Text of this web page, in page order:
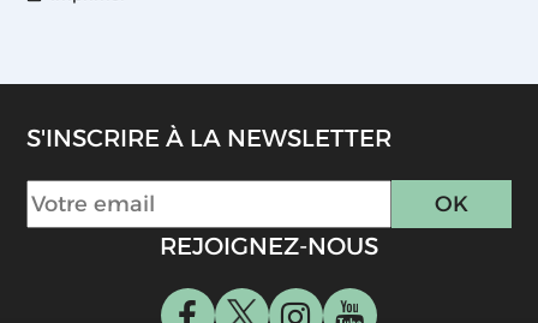
S'INSCRIRE À LA NEWSLETTER
REJOIGNEZ-NOUS